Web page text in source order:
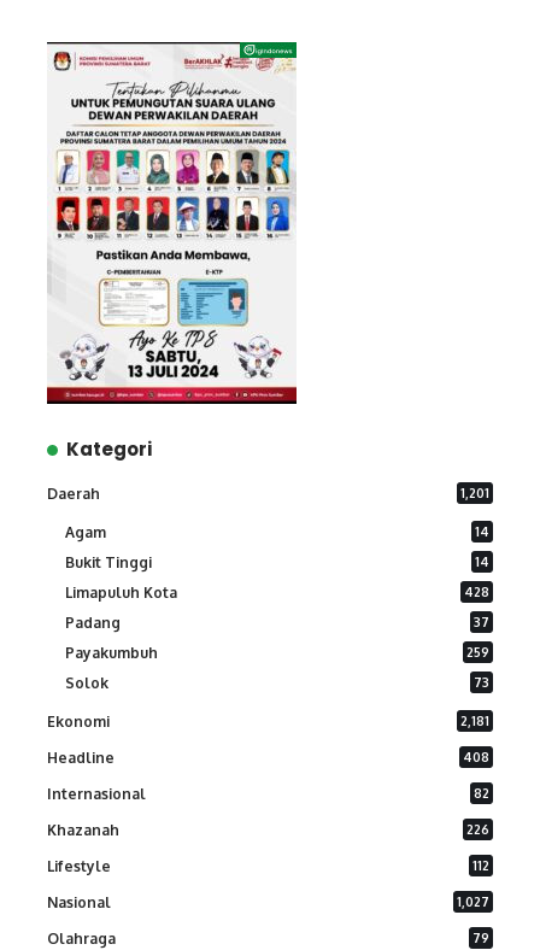
Kategori
Daerah 1,201
Agam 14
Bukit Tinggi 14
Limapuluh Kota 428
Padang 37
Payakumbuh 259
Solok 73
Ekonomi 2,181
Headline 408
Internasional 82
Khazanah 226
Lifestyle 112
Nasional 1,027
Olahraga 79